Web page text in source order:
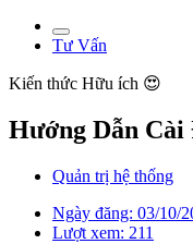
Tư Vấn
Kiến thức Hữu ích 😍
Hướng Dẫn Cài
Quản trị hệ thống
Ngày đăng: 03/10/
Lượt xem: 211